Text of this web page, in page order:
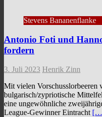
Stevens Bananenflanke
Antonio Foti und
fordern
3. Juli 2023 Henrik Zinn
Mit vielen Vorschusslorbeeren
bulgarisch/zypriotische
eine ungewöhnliche
League-Gewinner Eintracht